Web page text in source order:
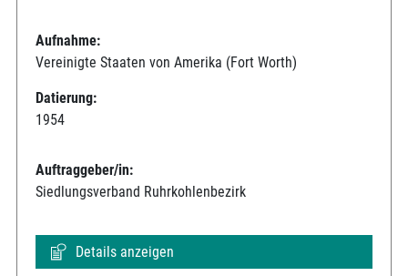
Aufnahme:
Vereinigte Staaten von Amerika (Fort Worth)
Datierung:
1954
Auftraggeber/in:
Siedlungsverband Ruhrkohlenbezirk
Details anzeigen